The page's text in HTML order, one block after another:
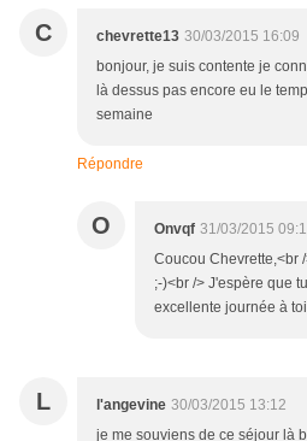
C chevrette13 30/03/2015 16:09
bonjour, je suis contente je
là dessus pas encore eu le
semaine
Répondre
O Onvqf 31/03/2015
Coucou Chevrette,<br
;-)<br /> J'espère que
excellente journée à
L l'angevine 30/03/2015 13:12
je me souviens de ce séjour là